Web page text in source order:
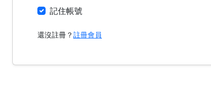
記住帳號
還沒註冊？註冊會員